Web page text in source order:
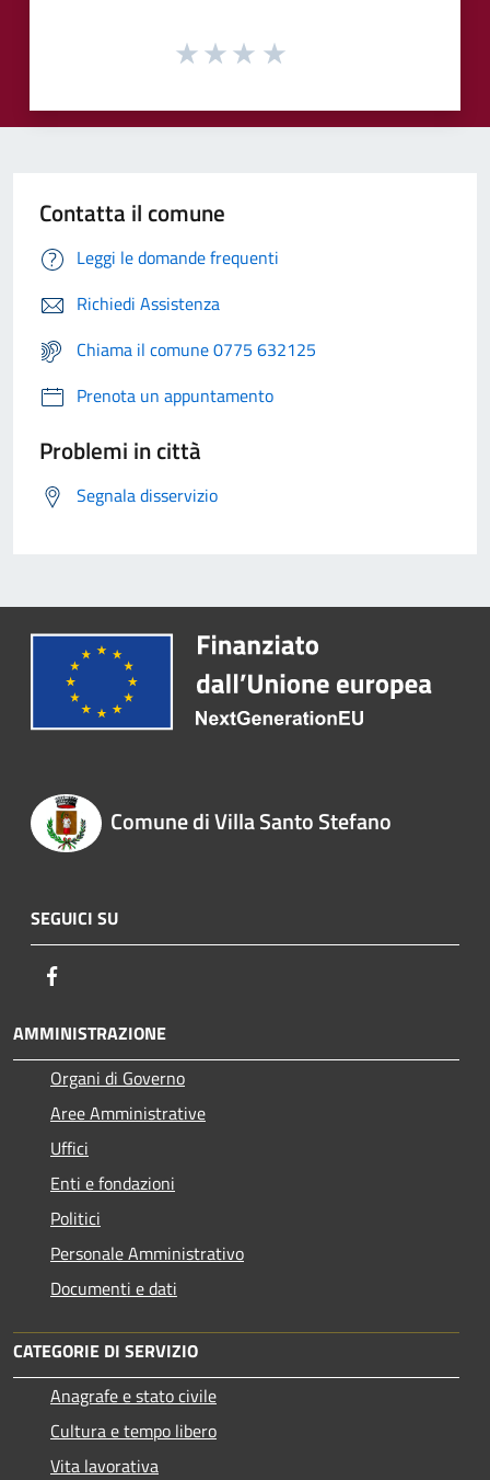
Contatta il comune
Leggi le domande frequenti
Richiedi Assistenza
Chiama il comune 0775 632125
Prenota un appuntamento
Problemi in città
Segnala disservizio
Comune di Villa Santo Stefano
SEGUICI SU
AMMINISTRAZIONE
Organi di Governo
Aree Amministrative
Uffici
Enti e fondazioni
Politici
Personale Amministrativo
Documenti e dati
CATEGORIE DI SERVIZIO
Anagrafe e stato civile
Cultura e tempo libero
Vita lavorativa